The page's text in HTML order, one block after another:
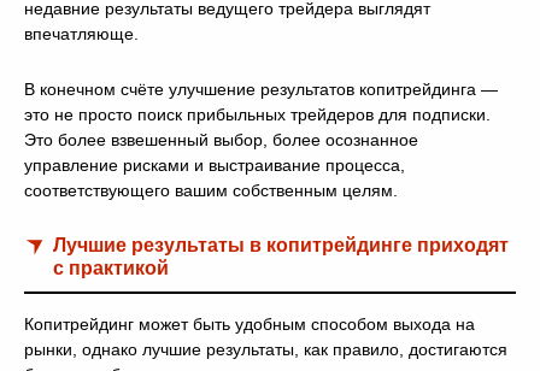
недавние результаты ведущего трейдера выглядят
впечатляюще.
В конечном счёте улучшение результатов копитрейдинга —
это не просто поиск прибыльных трейдеров для подписки.
Это более взвешенный выбор, более осознанное
управление рисками и выстраивание процесса,
соответствующего вашим собственным целям.
Лучшие результаты в копитрейдинге приходят
с практикой
Копитрейдинг может быть удобным способом выхода на
рынки, однако лучшие результаты, как правило, достигаются